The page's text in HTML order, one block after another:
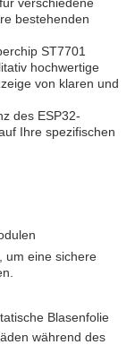
bestehenden
ST7701
hochwertige
von klaren und
des ESP32-
Ihre spezifischen
um eine sichere
Blasenfolie
während des